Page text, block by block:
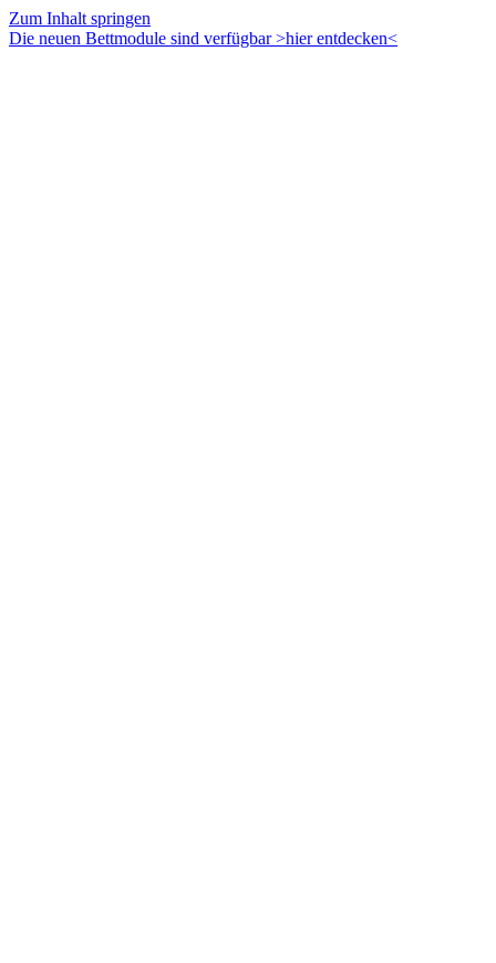
Zum Inhalt springen
Die neuen Bettmodule sind verfügbar >hier entdecken<